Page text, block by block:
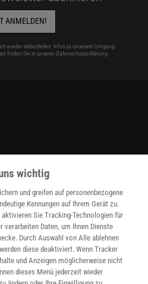
ANMELDEN!
wieder abbestellen. Infos zu unserem Umgang
finden Sie in unserer Datenschutzerklärung.
wichtig
und greifen auf personenbezogene
Kennungen auf Ihrem Gerät zu.
Sie Tracking-Technologien für
verarbeiten Daten, um Ihnen Dienste
Durch Auswahl von Alle ablehnen
diese deaktiviert. Wenn Tracker
und Anzeigen möglicherweise nicht
dieses Menü jederzeit wieder